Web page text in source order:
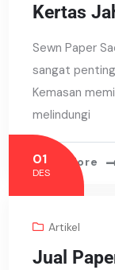
Kertas
Sewn Paper
sangat
Kemasan
melindungi
Read More
01
DES
Artikel
Jual